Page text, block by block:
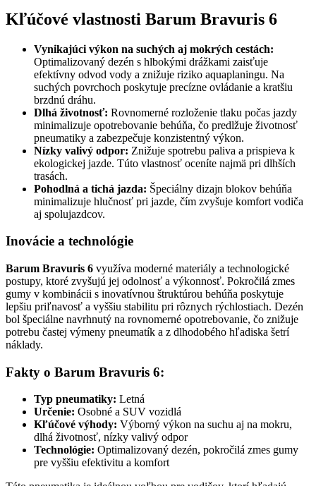
Kľúčové vlastnosti Barum Bravuris 6
Vynikajúci výkon na suchých aj mokrých cestách:
Optimalizovaný dezén s hlbokými drážkami zaisťuje
efektívny odvod vody a znižuje riziko aquaplaningu. Na
suchých povrchoch poskytuje precízne ovládanie a kratšiu
brzdnú dráhu.
Dlhá životnosť: Rovnomerné rozloženie tlaku počas jazdy
minimalizuje opotrebovanie behúňa, čo predlžuje životnosť
pneumatiky a zabezpečuje konzistentný výkon.
Nízky valivý odpor: Znižuje spotrebu paliva a prispieva k
ekologickej jazde. Túto vlastnosť oceníte najmä pri dlhších
trasách.
Pohodlná a tichá jazda: Špeciálny dizajn blokov behúňa
minimalizuje hlučnosť pri jazde, čím zvyšuje komfort vodiča
aj spolujazdcov.
Inovácie a technológie
Barum Bravuris 6 využíva moderné materiály a technologické
postupy, ktoré zvyšujú jej odolnosť a výkonnosť. Pokročilá zmes
gumy v kombinácii s inovatívnou štruktúrou behúňa poskytuje
lepšiu priľnavosť a vyššiu stabilitu pri rôznych rýchlostiach. Dezén
bol špeciálne navrhnutý na rovnomerné opotrebovanie, čo znižuje
potrebu častej výmeny pneumatík a z dlhodobého hľadiska šetrí
náklady.
Fakty o Barum Bravuris 6:
Typ pneumatiky: Letná
Určenie: Osobné a SUV vozidlá
Kľúčové výhody: Výborný výkon na suchu aj na mokru,
dlhá životnosť, nízky valivý odpor
Technológie: Optimalizovaný dezén, pokročilá zmes gumy
pre vyššiu efektivitu a komfort